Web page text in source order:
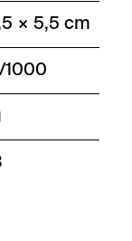
× 5,5 cm
1000